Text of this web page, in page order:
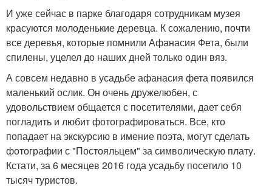
И уже сейчас в парке благодаря сотрудникам музея
красуются молоденькие деревца. К сожалению, почти
все деревья, которые помнили Афанасия Фета, были
спилены, уцелел до наших дней только один вяз.
А совсем недавно в усадьбе афанасия фета появился
маленький ослик. Он очень дружелюбен, с
удовольствием общается с посетителями, дает себя
погладить и любит фотографироваться. Все, кто
попадает на экскурсию в имение поэта, могут сделать
фотографии с "Постояльцем" за символическую плату.
Кстати, за 6 месяцев 2016 года усадьбу посетило 10
тысяч туристов.